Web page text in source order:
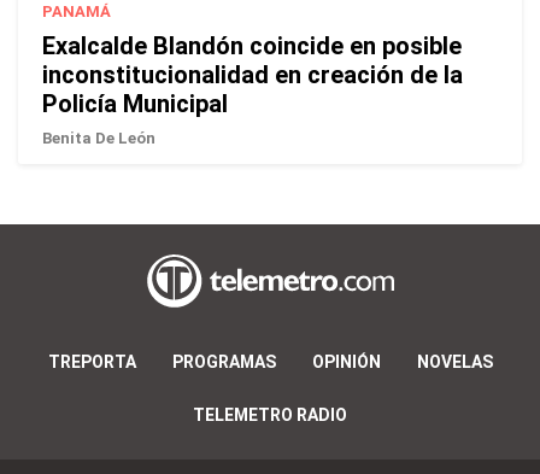
PANAMÁ
Exalcalde Blandón coincide en posible
inconstitucionalidad en creación de la
Policía Municipal
Benita De León
TREPORTA PROGRAMAS OPINIÓN NOVELAS
TELEMETRO RADIO